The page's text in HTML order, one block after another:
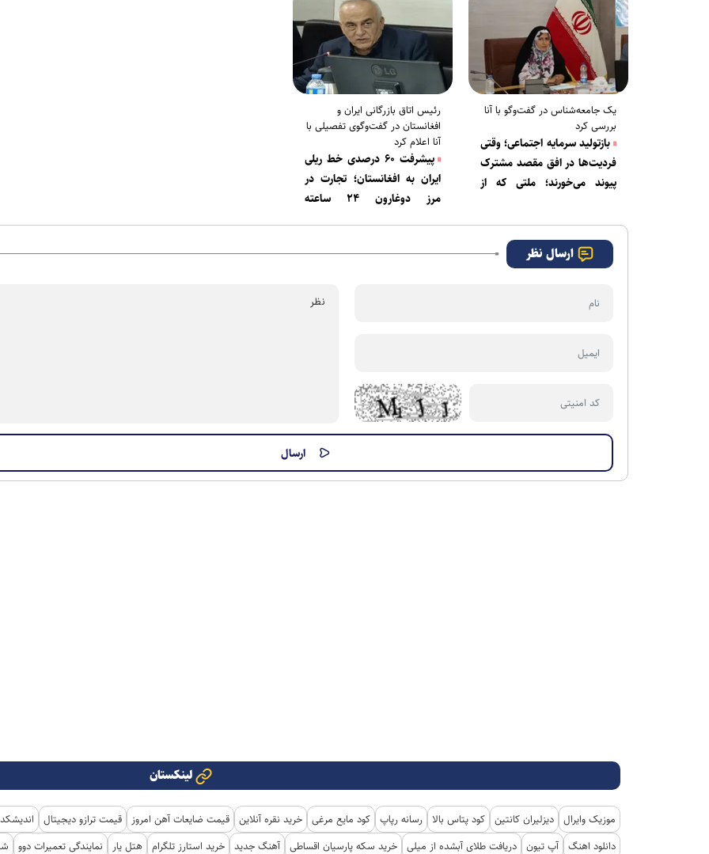
یک جامعه‌شناس در گفت‌و‌گو با آنا
بررسی کرد
بازتولید سرمایه اجتماعی؛ وقتی
فردیت‌ها در افق مقصد مشترک
پیوند می‌خورند؛ ملتی که از
رئیس اتاق بازرگانی ایران و
افغانستان در گفت‌و‌گوی تفصیلی با
آنا اعلام کرد
پیشرفت ۶۰ درصدی خط ریلی
ایران به افغانستان؛ تجارت در
مرز دوغارون ۲۴ ساعته
ارسال نظر
لینکستان
موزیک وایرال دیزلیران کانتین کود پتاس بالا رسانه رپاپ کود مایع مرغی خرید نقره آنلاین قیمت ضایعات آهن امروز قیمت ترازو دیجیتال
دانلود اهنگ آپ تیون دریافت طلای آبشده از میلی خرید سکه پارسیان اقساطی آهنگ جدید خرید استارز تلگرام هتل یار نمایندگی تعمیرات دوو